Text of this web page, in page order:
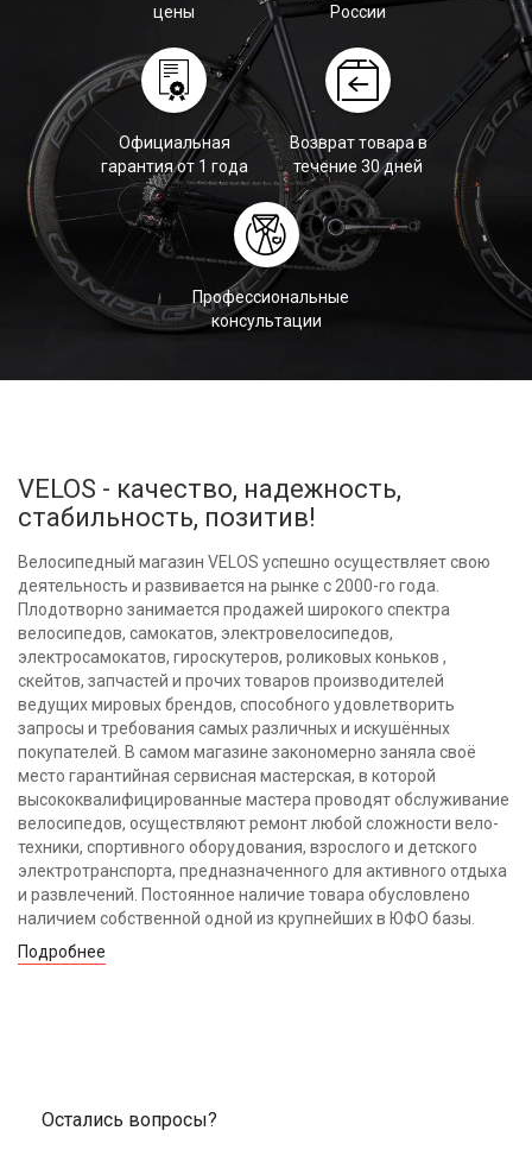
цены
России
Официальная
гарантия от 1 года
Возврат товара в
течение 30 дней
Профессиональные
консультации
VELOS - качество, надежность,
стабильность, позитив!
Велосипедный магазин VELOS успешно осуществляет свою
деятельность и развивается на рынке с 2000-го года.
Плодотворно занимается продажей широкого спектра
велосипедов, самокатов, электровелосипедов,
электросамокатов, гироскутеров, роликовых коньков ,
скейтов, запчастей и прочих товаров производителей
ведущих мировых брендов, способного удовлетворить
запросы и требования самых различных и искушённых
покупателей. В самом магазине закономерно заняла своё
место гарантийная сервисная мастерская, в которой
высококвалифицированные мастера проводят обслуживание
велосипедов, осуществляют ремонт любой сложности вело-
техники, спортивного оборудования, взрослого и детского
электротранспорта, предназначенного для активного отдыха
и развлечений. Постоянное наличие товара обусловлено
наличием собственной одной из крупнейших в ЮФО базы.
Подробнее
Остались вопросы?